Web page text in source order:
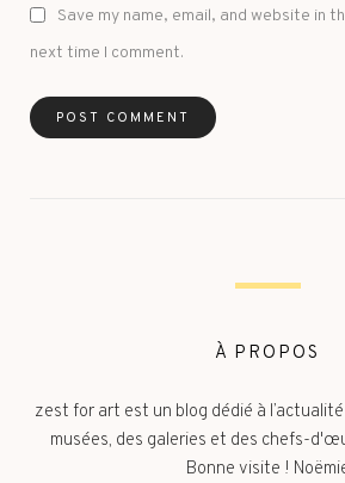
Save my name, email, and website in
next time I comment.
À PROPOS
zest for art est un blog dédié à
musées, des galeries et des chefs-
Bonne visite !